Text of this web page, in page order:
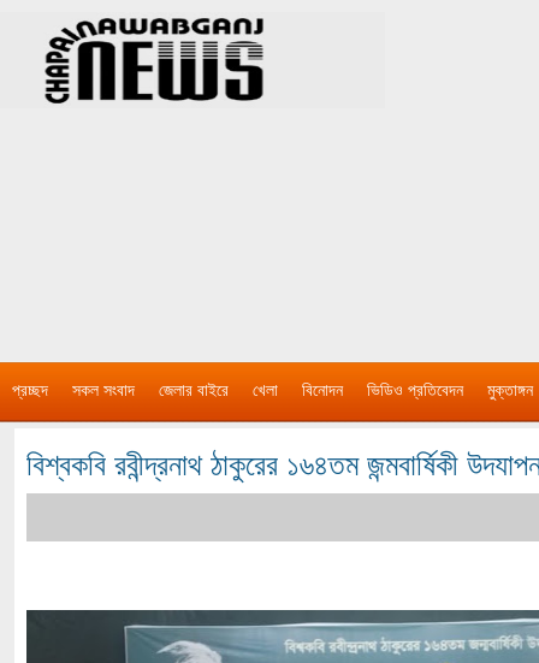
প্রচ্ছদ সকল সংবাদ জেলার বাইরে খেলা বিনোদন ভিডিও প্রতিবেদন মুক্তাঙ্গন
বিশ্বকবি রবীন্দ্রনাথ ঠাকুরের ১৬৪তম জন্মবার্ষিকী